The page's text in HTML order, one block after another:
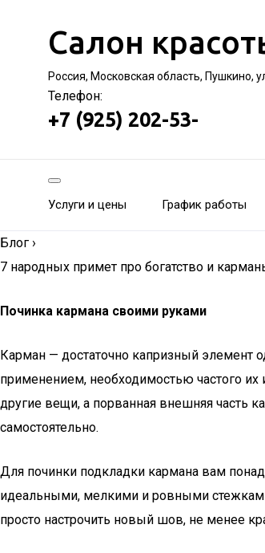
Салон
Россия, Московская область, Пушкино,
Телефон:
+7 (925) 202-53-
Услуги и цены График работы
Блог ›
7 народных примет про богатство и
Починка кармана своими руками
Карман — достаточно капризный элемент
применением, необходимостью частого
другие вещи, а порванная внешняя часть
самостоятельно.
Для починки подкладки кармана вам
идеальными, мелкими и ровными
просто настрочить новый шов, не менее